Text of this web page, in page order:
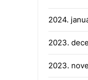
2024.
2023.
2023.